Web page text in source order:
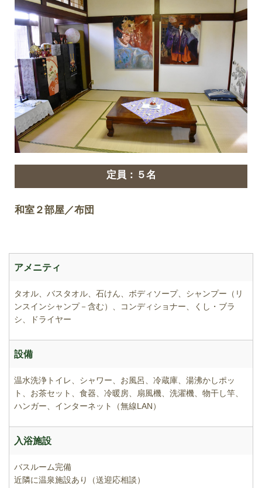
定員：５名
和室２部屋／布団
アメニティ
タオル、バスタオル、石けん、ボディソープ、シャンプー（リ
ンスインシャンプ－含む）、コンディショナー、くし・ブラ
シ、ドライヤー
設備
温水洗浄トイレ、シャワー、お風呂、冷蔵庫、湯沸かしポッ
ト、お茶セット、食器、冷暖房、扇風機、洗濯機、物干し竿、
ハンガー、インターネット（無線LAN）
入浴施設
バスルーム完備
近隣に温泉施設あり（送迎応相談）